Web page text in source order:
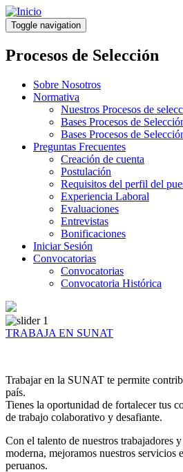
Pasar
al
contenido
principal
Toggle navigation
Procesos de Selección
Sobre Nosotros
Normativa
Nuestros Procesos de
Bases Procesos de
Bases Procesos de
Preguntas Frecuentes
Creación de cuenta
Postulación
Requisitos del perfil del
Experiencia Laboral
Evaluaciones
Entrevistas
Bonificaciones
Iniciar Sesión
Convocatorias
Convocatorias
Convocatoria Histórica
TRABAJA EN SUNAT
Trabajar en la SUNAT te permite
país.
Tienes la oportunidad de fortalecer tus
de trabajo colaborativo y desafiante.
Con el talento de nuestros trabajadores
moderna, mejoramos nuestros servicios
peruanos.